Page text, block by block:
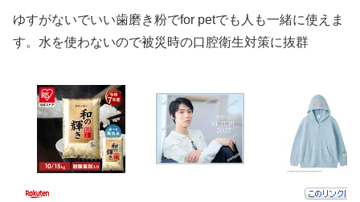
ゆすがないでいい歯磨き粉でfor petでも人も一緒に使えま
す。水を使わないので被災時の口腔衛生対策に抜群